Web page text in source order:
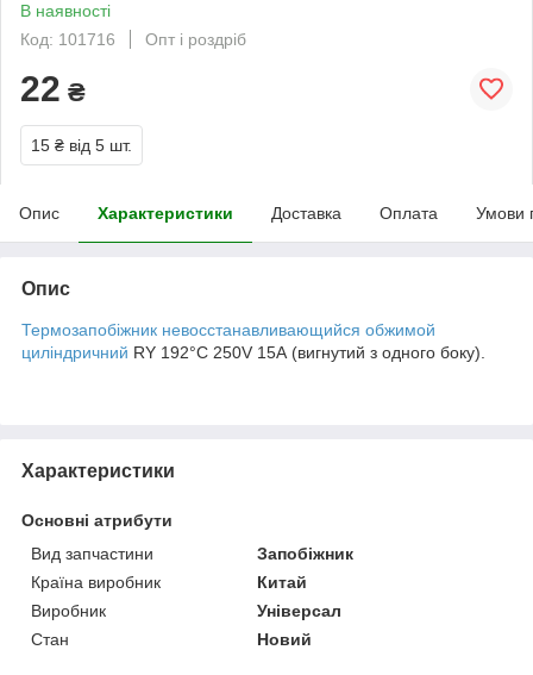
В наявності
Код: 101716
Опт і роздріб
22 ₴
15 ₴ від 5 шт.
Опис Характеристики Доставка Оплата Умови
Опис
Термозапобіжник невосстанавливающийся обжимой
циліндричний RY 192°C 250V 15А (вигнутий з одного боку).
Характеристики
Основні атрибути
Вид запчастини
Запобіжник
Країна виробник
Китай
Виробник
Універсал
Стан
Новий